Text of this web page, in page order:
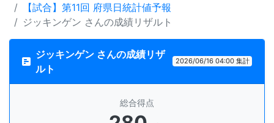
【試合】第11回 府県日統計値予報
ジッキンゲン さんの成績リザルト
ジッキンゲン さんの成績リザ
ルト
2026/06/16 04:00 集計
総合得点